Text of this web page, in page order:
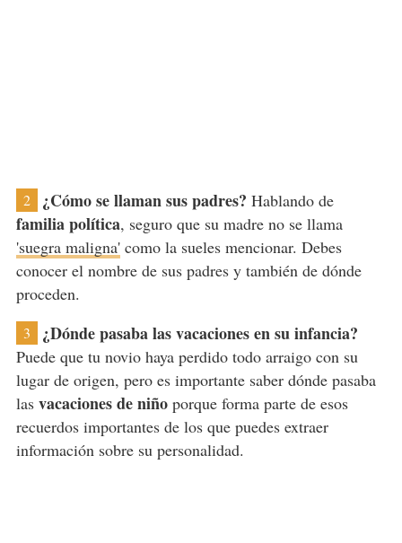
2 ¿Cómo se llaman sus padres? Hablando de
familia política, seguro que su madre no se llama
'suegra maligna'como la sueles mencionar. Debes
conocer el nombre de sus padres y también de dónde
proceden.
3 ¿Dónde pasaba las vacaciones en su infancia?
Puede que tu novio haya perdido todo arraigo con su
lugar de origen, pero es importante saber dónde pasaba
las vacaciones de niñoporque forma parte de esos
recuerdos importantes de los que puedes extraer
información sobre su personalidad.